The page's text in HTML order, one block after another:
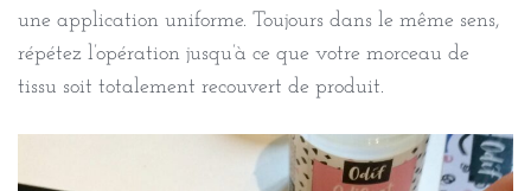
une application uniforme. Toujours dans le même sens,
répétez l’opération jusqu’à ce que votre morceau de
tissu soit totalement recouvert de produit.